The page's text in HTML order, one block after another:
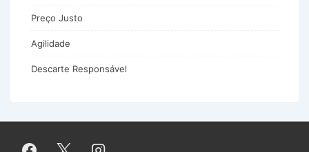
Preço Justo
Agilidade
Descarte Responsável